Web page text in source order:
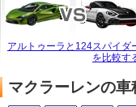
アルトゥーラと124スパイダ
を比較す
マクラーレンの車